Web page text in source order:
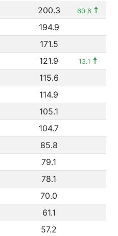
200.3 60.6
194.9
171.5
121.9 13.1
115.6
114.9
105.1
104.7
85.8
79.1
78.1
70.0
61.1
57.2